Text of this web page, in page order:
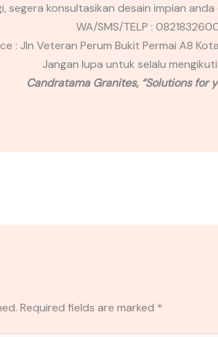
segera konsultasikan desain impian
WA/SMS/TELP :
: Jln Veteran Perum Bukit Permai A8
Jangan lupa untuk selalu
Candratama Granites, “Solutions for
Required fields are marked *